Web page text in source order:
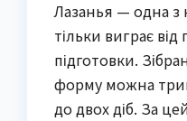
Лазанья — одна з
тільки виграє
підготовки.
форму можна
до двох діб. За